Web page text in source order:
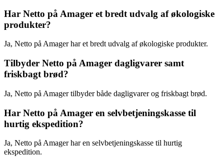
Har Netto på Amager et bredt udvalg af økologiske
produkter?
Ja, Netto på Amager har et bredt udvalg af økologiske produkter.
Tilbyder Netto på Amager dagligvarer samt
friskbagt brød?
Ja, Netto på Amager tilbyder både dagligvarer og friskbagt brød.
Har Netto på Amager en selvbetjeningskasse til
hurtig ekspedition?
Ja, Netto på Amager har en selvbetjeningskasse til hurtig
ekspedition.